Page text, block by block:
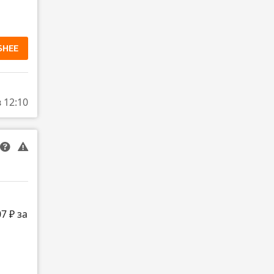
12:10
₽ за